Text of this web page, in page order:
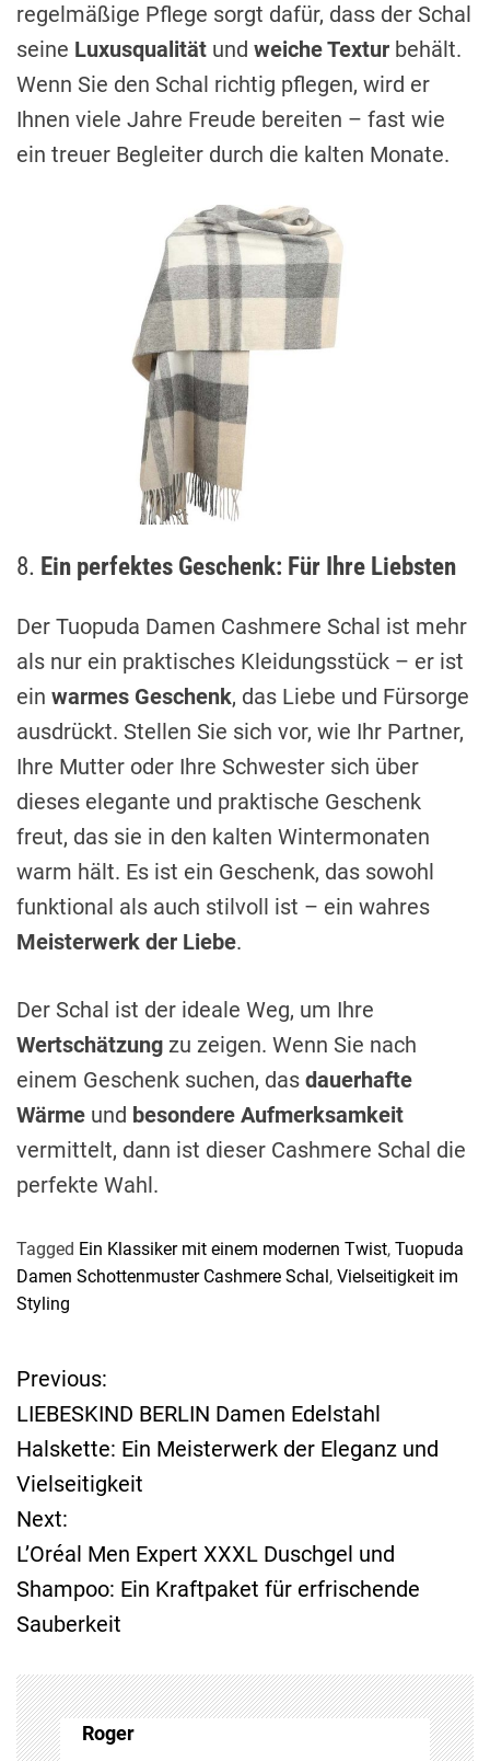
regelmäßige Pflege sorgt dafür, dass der Schal
seine Luxusqualität und weiche Textur behält.
Wenn Sie den Schal richtig pflegen, wird er
Ihnen viele Jahre Freude bereiten – fast wie
ein treuer Begleiter durch die kalten Monate.
8. Ein perfektes Geschenk: Für Ihre Liebsten
Der Tuopuda Damen Cashmere Schal ist mehr
als nur ein praktisches Kleidungsstück – er ist
ein warmes Geschenk, das Liebe und Fürsorge
ausdrückt. Stellen Sie sich vor, wie Ihr Partner,
Ihre Mutter oder Ihre Schwester sich über
dieses elegante und praktische Geschenk
freut, das sie in den kalten Wintermonaten
warm hält. Es ist ein Geschenk, das sowohl
funktional als auch stilvoll ist – ein wahres
Meisterwerk der Liebe.
Der Schal ist der ideale Weg, um Ihre
Wertschätzung zu zeigen. Wenn Sie nach
einem Geschenk suchen, das dauerhafte
Wärme und besondere Aufmerksamkeit
vermittelt, dann ist dieser Cashmere Schal die
perfekte Wahl.
Tagged Ein Klassiker mit einem modernen Twist, Tuopuda
Damen Schottenmuster Cashmere Schal, Vielseitigkeit im
Styling
B
e
i
t
r
g
Previous:
LIEBESKIND BERLIN Damen Edelstahl
Halskette: Ein Meisterwerk der Eleganz und
Vielseitigkeit
Next:
L’Oréal Men Expert XXXL Duschgel und
Shampoo: Ein Kraftpaket für erfrischende
Sauberkeit
Roger